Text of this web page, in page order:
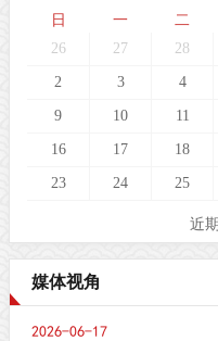
日
一 二
26 27 28
2 3 4
9 10 11
16 17 18
23 24 25
近
媒体视角
2026-06-17